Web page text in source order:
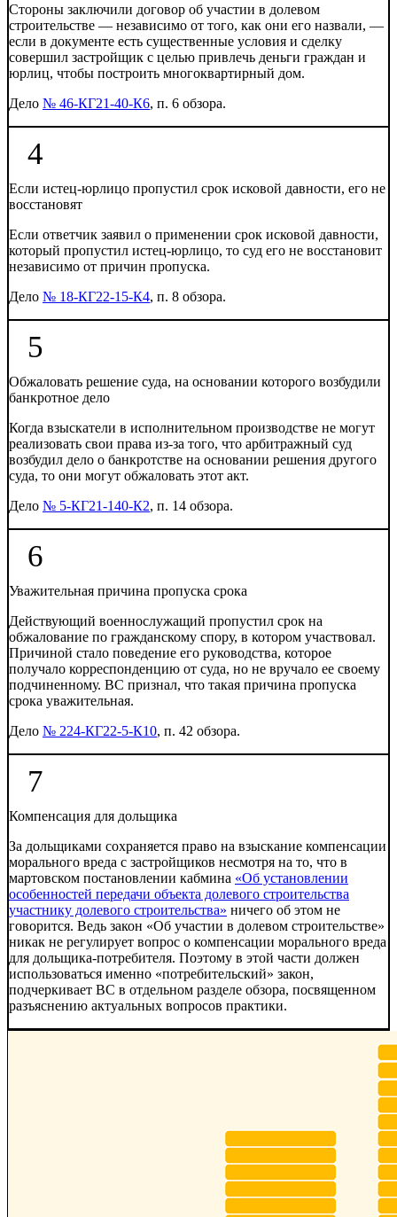
Стороны заключили договор об участии в долевом
строительстве — независимо от того, как они его назвали, —
если в документе есть существенные условия и сделку
совершил застройщик с целью привлечь деньги граждан и
юрлиц, чтобы построить многоквартирный дом.
Дело № 46-КГ21-40-К6, п. 6 обзора.
4
Если истец-юрлицо пропустил срок исковой давности, его не
восстановят
Если ответчик заявил о применении срок исковой давности,
который пропустил истец-юрлицо, то суд его не восстановит
независимо от причин пропуска.
Дело № 18-КГ22-15-К4, п. 8 обзора.
5
Обжаловать решение суда, на основании которого возбудили
банкротное дело
Когда взыскатели в исполнительном производстве не могут
реализовать свои права из-за того, что арбитражный суд
возбудил дело о банкротстве на основании решения другого
суда, то они могут обжаловать этот акт.
Дело № 5-КГ21-140-К2, п. 14 обзора.
6
Уважительная причина пропуска срока
Действующий военнослужащий пропустил срок на
обжалование по гражданскому спору, в котором участвовал.
Причиной стало поведение его руководства, которое
получало корреспонденцию от суда, но не вручало ее своему
подчиненному. ВС признал, что такая причина пропуска
срока уважительная.
Дело № 224-КГ22-5-К10, п. 42 обзора.
7
Компенсация для дольщика
За дольщиками сохраняется право на взыскание компенсации
морального вреда с застройщиков несмотря на то, что в
мартовском постановлении кабмина «Об установлении
особенностей передачи объекта долевого строительства
участнику долевого строительства» ничего об этом не
говорится. Ведь закон «Об участии в долевом строительстве»
никак не регулирует вопрос о компенсации морального вреда
для дольщика-потребителя. Поэтому в этой части должен
использоваться именно «потребительский» закон,
подчеркивает ВС в отдельном разделе обзора, посвященном
разъяснению актуальных вопросов практики.